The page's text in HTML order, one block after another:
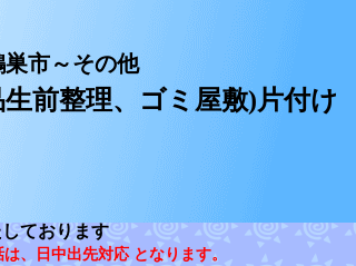
市～その他
前整理、ゴミ屋敷)片付け
しております
、日中出先対応 となります。